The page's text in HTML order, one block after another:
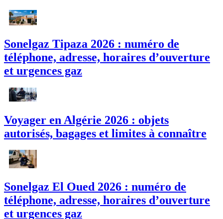
Sonelgaz Tipaza 2026 : numéro de
téléphone, adresse, horaires d’ouverture
et urgences gaz
Voyager en Algérie 2026 : objets
autorisés, bagages et limites à connaître
Sonelgaz El Oued 2026 : numéro de
téléphone, adresse, horaires d’ouverture
et urgences gaz